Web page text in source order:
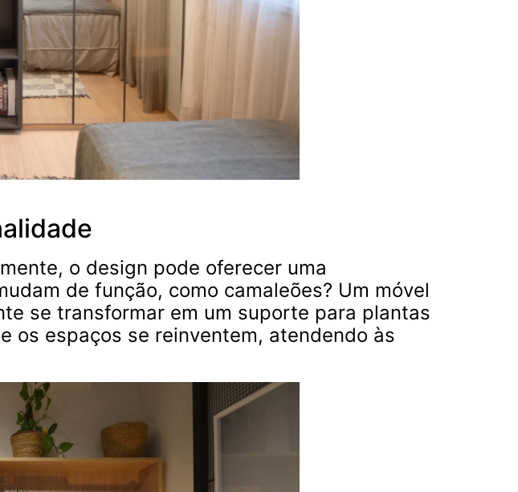
o design pode oferecer uma
de função, como camaleões? Um móvel
se transformar em um suporte para plantas
os espaços se reinventem, atendendo às